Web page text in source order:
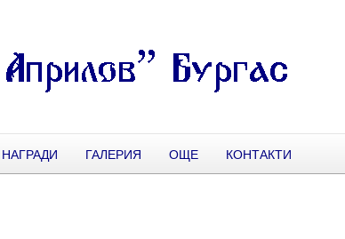
НАГРАДИ ГАЛЕРИЯ ОЩЕ КОНТАКТИ